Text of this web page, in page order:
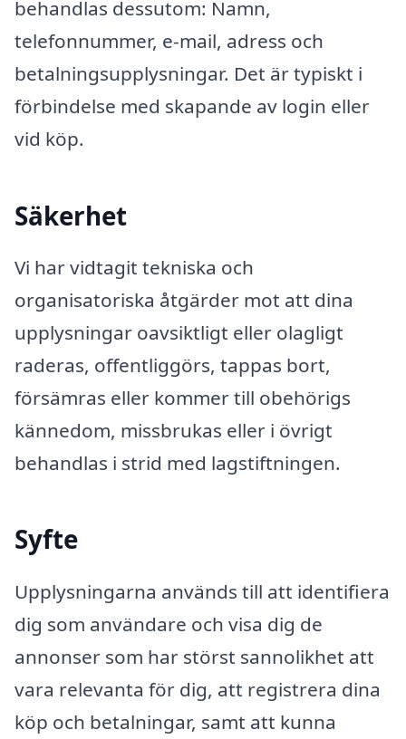
behandlas dessutom: Namn,
telefonnummer, e-mail, adress och
betalningsupplysningar. Det är typiskt i
förbindelse med skapande av login eller
vid köp.
Säkerhet
Vi har vidtagit tekniska och
organisatoriska åtgärder mot att dina
upplysningar oavsiktligt eller olagligt
raderas, offentliggörs, tappas bort,
försämras eller kommer till obehörigs
kännedom, missbrukas eller i övrigt
behandlas i strid med lagstiftningen.
Syfte
Upplysningarna används till att identifiera
dig som användare och visa dig de
annonser som har störst sannolikhet att
vara relevanta för dig, att registrera dina
köp och betalningar, samt att kunna